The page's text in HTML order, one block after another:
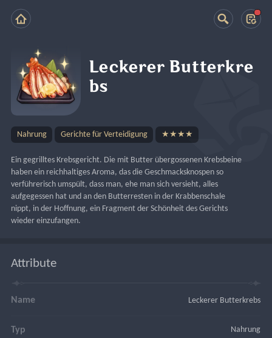
Leckerer Butterkre
bs
Nahrung Gerichte für Verteidigung ★★★★
Ein gegrilltes Krebsgericht. Die mit Butter übergossenen Krebsbeine
haben ein reichhaltiges Aroma, das die Geschmacksknospen so
verführerisch umspült, dass man, ehe man sich versieht, alles
aufgegessen hat und an den Butterresten in der Krabbenschale
nippt, in der Hoffnung, ein Fragment der Schönheit des Gerichts
wieder einzufangen.
Attribute
Name Leckerer Butterkrebs
Typ Nahrung